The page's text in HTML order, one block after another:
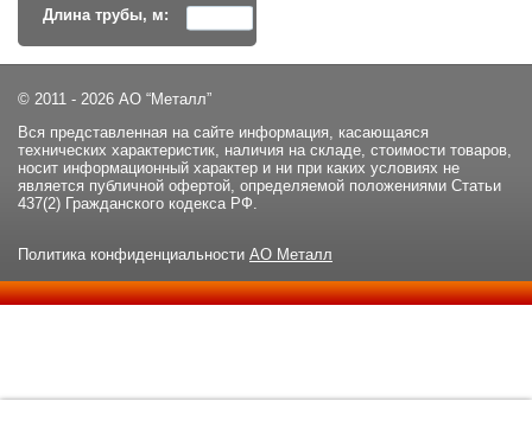
Длина трубы, м:
© 2011 - 2026 АО “Металл”
Вся представленная на сайте информация, касающаяся
технических характеристик, наличия на складе, стоимости товаров,
носит информационный характер и ни при каких условиях не
является публичной офертой, определяемой положениями Статьи
437(2) Гражданского кодекса РФ.
Политика конфиденциальности АО Металл